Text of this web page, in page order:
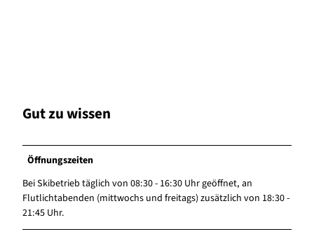
Gut zu wissen
Öffnungszeiten
Bei Skibetrieb täglich von 08:30 - 16:30 Uhr geöffnet, an
Flutlichtabenden (mittwochs und freitags) zusätzlich von 18:30 -
21:45 Uhr.